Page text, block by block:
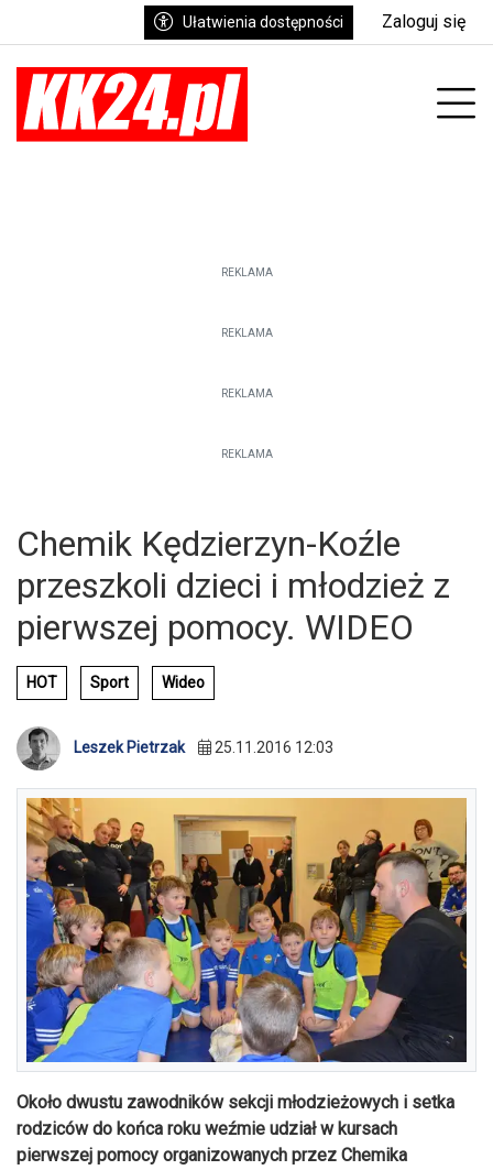
Ułatwienia dostępności Zaloguj się
REKLAMA
REKLAMA
REKLAMA
REKLAMA
Chemik Kędzierzyn-Koźle
przeszkoli dzieci i młodzież z
pierwszej pomocy. WIDEO
HOT Sport Wideo
Leszek Pietrzak 25.11.2016 12:03
Około dwustu zawodników sekcji młodzieżowych i setka
rodziców do końca roku weźmie udział w kursach
pierwszej pomocy organizowanych przez Chemika